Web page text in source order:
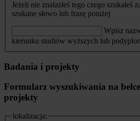
Jeżeli nie znalazłeś tego czego szukałeś
szukane słowo lub frazę poniżej
Wpisz
kierunku studiów wyższych lub
Badania i projekty
Formularz wyszukiwania na
projekty
lokalizacja: